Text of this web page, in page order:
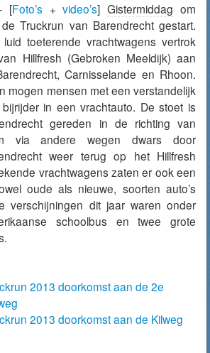
[Foto’s +video’s]Gistermiddag om
Truckrun van Barendrecht gestart.
toeterende vrachtwagens vertrok
Hillfresh (Gebroken Meeldijk) aan
Carnisselande en Rhoon.
mogen mensen met een verstandelijk
in een vrachtauto. De stoet is
gereden in de richting van
via andere wegen dwars door
weer terug op het Hillfresh
vrachtwagens zaten er ook een
oude als nieuwe, soorten auto’s
verschijningen dit jaar waren onder
schoolbus en twee grote
2013 doorkomst aan de 2e
2013 doorkomst aan de Kilweg